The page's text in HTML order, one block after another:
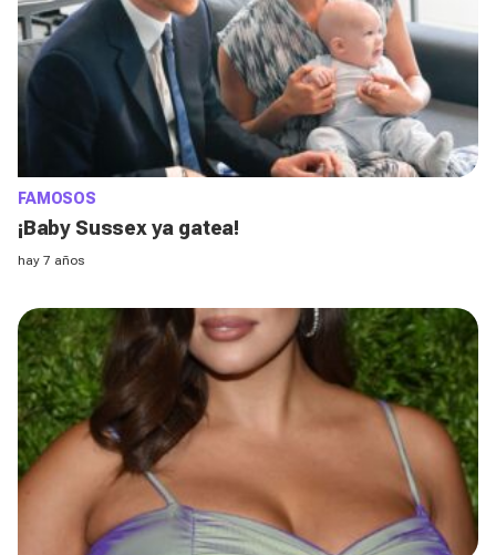
FAMOSOS
¡Baby Sussex ya gatea!
hay 7 años